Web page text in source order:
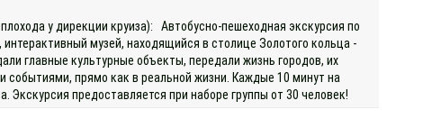
у дирекции круиза): Автобусно-пешеходная экскурсия по
музей, находящийся в столице Золотого кольца -
главные культурные объекты, передали жизнь городов, их
прямо как в реальной жизни. Каждые 10 минут на
предоставляется при наборе группы от 30 человек!